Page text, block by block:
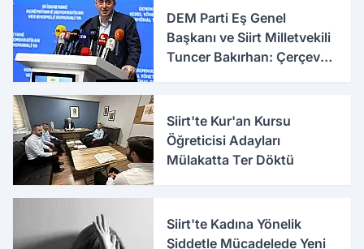
DEM Parti Eş Genel
Başkanı ve Siirt Milletvekili
Tuncer Bakırhan: Çerçeve
Siirt'te Kur'an Kursu
Öğreticisi Adayları
Mülakatta Ter Döktü
Siirt'te Kadına Yönelik
Şiddetle Mücadelede Yeni